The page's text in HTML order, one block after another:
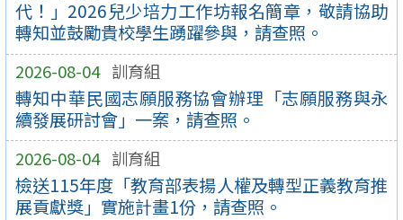
代！」2026兒少培力工作坊報名簡章，敬請協助
轉知並鼓勵貴校學生踴躍參與，請查照。
2026-08-04 訓育組
轉知中華民國志願服務協會辦理「志願服務與永
續發展研討會」一案，請查照。
2026-08-04 訓育組
檢送115年度「教育部表揚人權及轉型正義教育推
展貢獻獎」實施計畫1份，請查照。